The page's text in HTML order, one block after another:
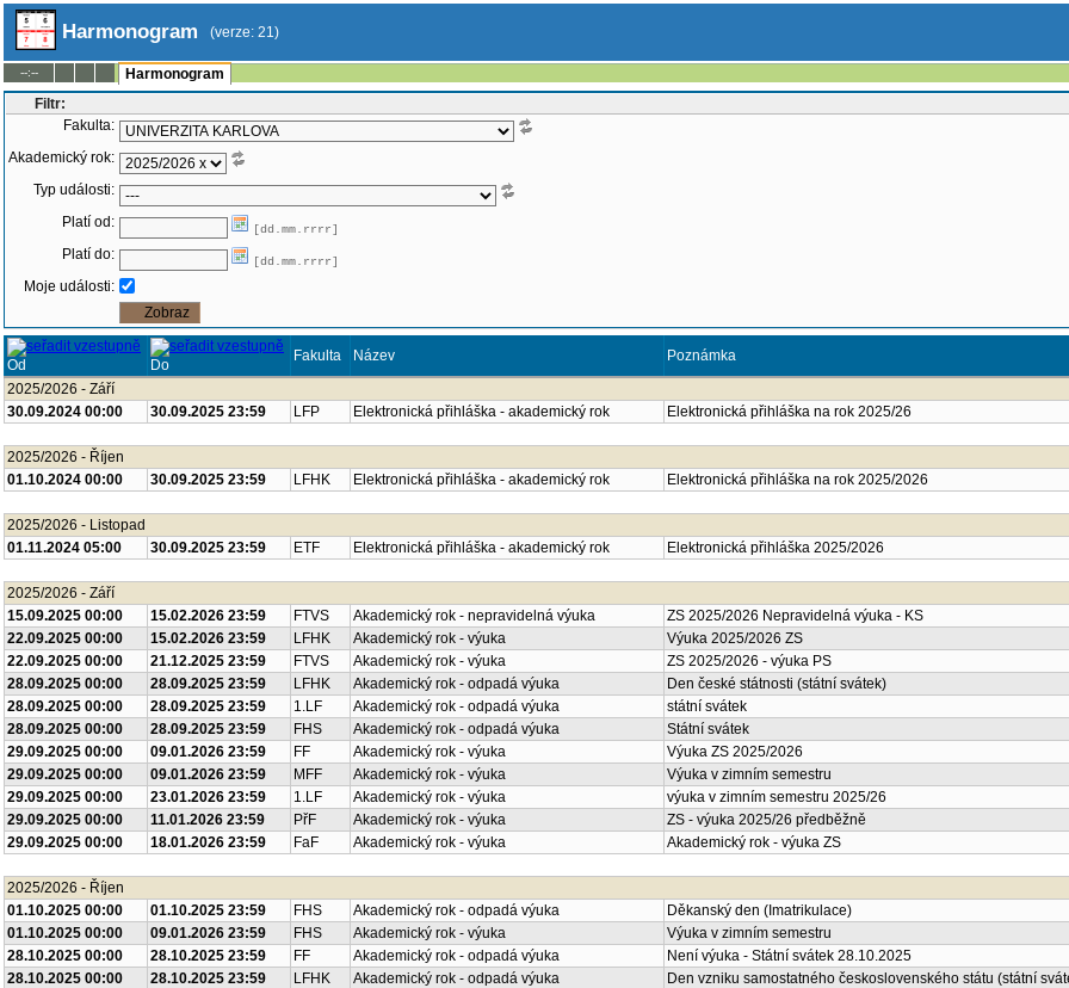
Harmonogram (verze: 21)
--:--
Harmonogram
Filtr:
Fakulta:
Akademický rok:
Typ události:
Platí od:
[dd.mm.rrrr]
Platí do: [dd.mm.rrrr]
Moje události:
Od Do
Fakulta Název
Poznámka
2025/2026 - Září
30.09.2024 00:00
30.09.2025 23:59 LFP Elektronická přihláška - akademický rok Elektronická přihláška na rok 2025/26
2025/2026 - Říjen
01.10.2024 00:00
30.09.2025 23:59 LFHK Elektronická přihláška - akademický rok Elektronická přihláška na rok 2025/2026
2025/2026 - Listopad
01.11.2024 05:00
30.09.2025 23:59 ETF Elektronická přihláška - akademický rok Elektronická přihláška 2025/2026
2025/2026 - Září
15.09.2025 00:00
15.02.2026 23:59 FTVS Akademický rok - nepravidelná výuka
ZS 2025/2026 Nepravidelná výuka - KS
22.09.2025 00:00
15.02.2026 23:59 LFHK Akademický rok - výuka
Výuka 2025/2026 ZS
22.09.2025 00:00
21.12.2025 23:59 FTVS Akademický rok - výuka
ZS 2025/2026 - výuka PS
28.09.2025 00:00
28.09.2025 23:59 LFHK Akademický rok - odpadá výuka
Den české státnosti (státní svátek)
28.09.2025 00:00
28.09.2025 23:59 1.LF Akademický rok - odpadá výuka
státní svátek
28.09.2025 00:00
28.09.2025 23:59 FHS Akademický rok - odpadá výuka
Státní svátek
29.09.2025 00:00
09.01.2026 23:59 FF Akademický rok - výuka
Výuka ZS 2025/2026
29.09.2025 00:00
09.01.2026 23:59 MFF Akademický rok - výuka
Výuka v zimním semestru
29.09.2025 00:00
23.01.2026 23:59 1.LF Akademický rok - výuka
výuka v zimním semestru 2025/26
29.09.2025 00:00
11.01.2026 23:59 PřF Akademický rok - výuka
ZS - výuka 2025/26 předběžně
29.09.2025 00:00
18.01.2026 23:59 FaF Akademický rok - výuka Akademický rok - výuka ZS
2025/2026 - Říjen
01.10.2025 00:00
01.10.2025 23:59 FHS Akademický rok - odpadá výuka
Děkanský den (Imatrikulace)
01.10.2025 00:00
09.01.2026 23:59 FHS Akademický rok - výuka
Výuka v zimním semestru
28.10.2025 00:00
28.10.2025 23:59 FF Akademický rok - odpadá výuka
Není výuka - Státní svátek 28.10.2025
28.10.2025 00:00
28.10.2025 23:59 LFHK Akademický rok - odpadá výuka
Den vzniku samostatného československého státu (státní